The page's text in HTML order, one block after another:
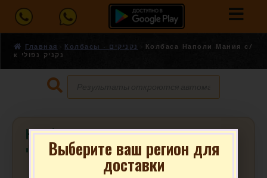
Главная Колбасы - נקניקים
Колбаса Наполи Мания с/
к נקניק נפולי
Колбаса Наполи Мания с/к נקניק
נפוליВыберите ваш регион для
доставки